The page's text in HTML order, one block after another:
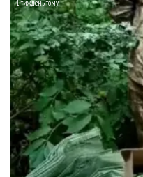
1 тиждень тому